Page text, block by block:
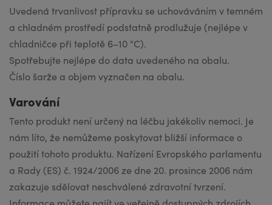
Uvedená trvanlivost přípravku se uchováváním v temném
a chladném prostředí podstatně prodlužuje (nejlépe v
chladničce při teplotě 6–10 °C).
Spotřebujte nejlépe do data uvedeného na obalu.
Číslo šarže a objem vyznačen na obalu.
Varování
Tento produkt není určený na léčbu jakékoliv nemoci. Je
nám líto, že nemůžeme poskytovat bližší informace o
použití tohoto produktu. Nařízení Evropského parlamentu
a Rady (ES) č. 1924/2006 ze dne 20. prosince 2006 nám
zakazuje sdělovat neschválené zdravotní tvrzení.